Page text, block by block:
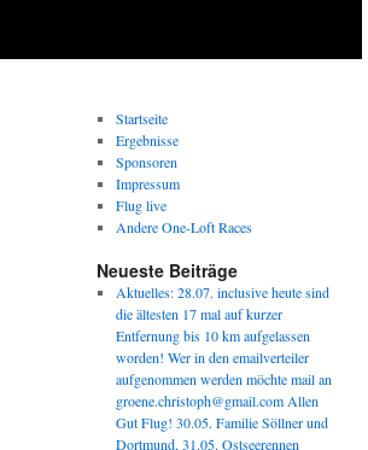
Startseite
Ergebnisse
Sponsoren
Impressum
Flug live
Andere One-Loft Races
Neueste Beiträge
Aktuelles: 28.07. inclusive heute sind
die ältesten 17 mal auf kurzer
Entfernung bis 10 km aufgelassen
worden! Wer in den emailverteiler
aufgenommen werden möchte mail an
groene.christoph@gmail.com Allen
Gut Flug! 30.05. Familie Söllner und
Dortmund, 31.05. Ostseerennen